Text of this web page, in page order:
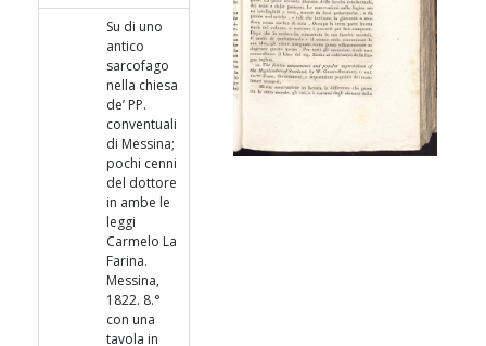
Su di uno
antico
sarcofago
nella chiesa
de’ PP.
conventuali
di Messina;
pochi cenni
del dottore
in ambe le
leggi
Carmelo La
Farina.
Messina,
1822. 8.°
con una
tavola in